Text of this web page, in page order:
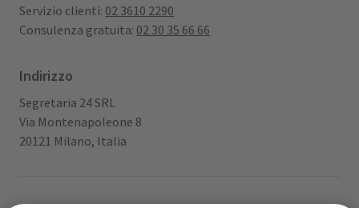
Servizio clienti: 02 3610 2290
Consulenza gratuita: 02 30 35 66 66
Indirizzo
Segretaria 24 SRL
Via Montenapoleone 8
20121 Milano, Italia